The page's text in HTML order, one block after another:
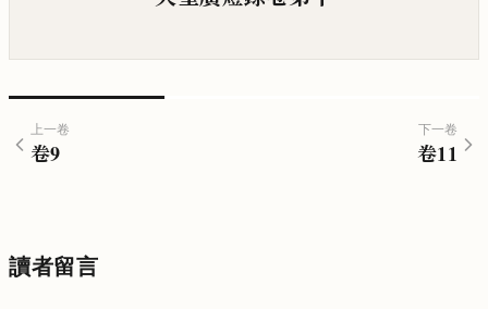
上一卷
卷9
下一卷
卷11
讀者留言